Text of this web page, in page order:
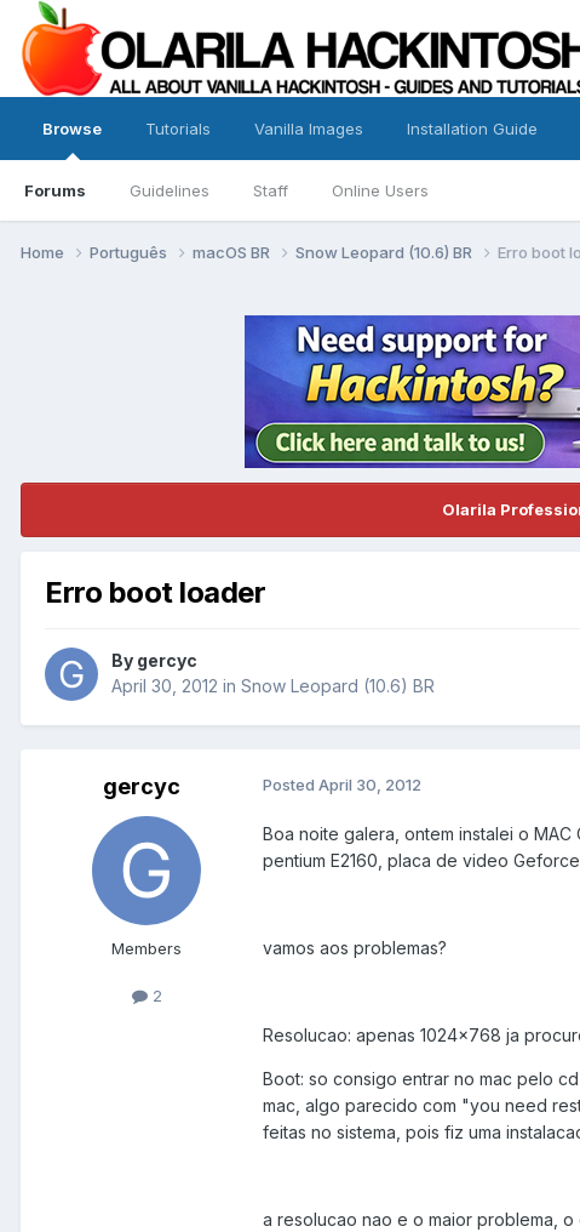
Browse
Forums Guidelines Staff Online Users
Tutorials Vanilla Images Installation Guide
Home Português macOS BR Snow Leopard (10.6) BR Erro boot
Olarila
Erro boot loader
By gercyc
April 30, 2012 in Snow Leopard (10.6) BR
gercyc
Members
2
Posted April 30, 2012
Boa noite galera, ontem instalei o
pentium E2160, placa de video
vamos aos problemas?
Resolucao: apenas 1024x768 ja
Boot: so consigo entrar no mac pelo
mac, algo parecido com "you need
feitas no sistema, pois fiz uma
a resolucao nao e o maior problema,